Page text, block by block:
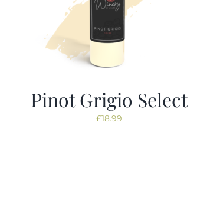
Pinot Grigio Select
£18.99